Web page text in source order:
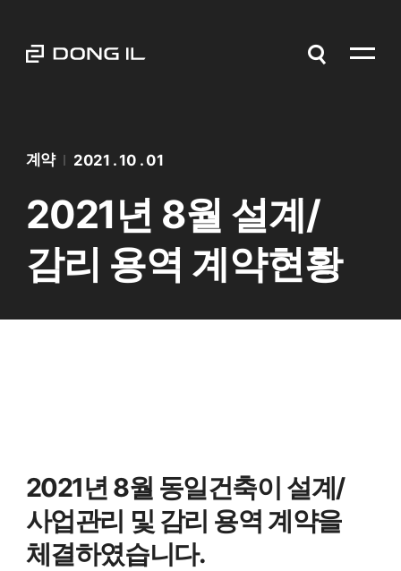
계약 2021 . 10 . 01
2021년 8월 설계/
감리 용역 계약현황
2021년 8월 동일건축이 설계/
사업관리 및 감리 용역 계약을
체결하였습니다.